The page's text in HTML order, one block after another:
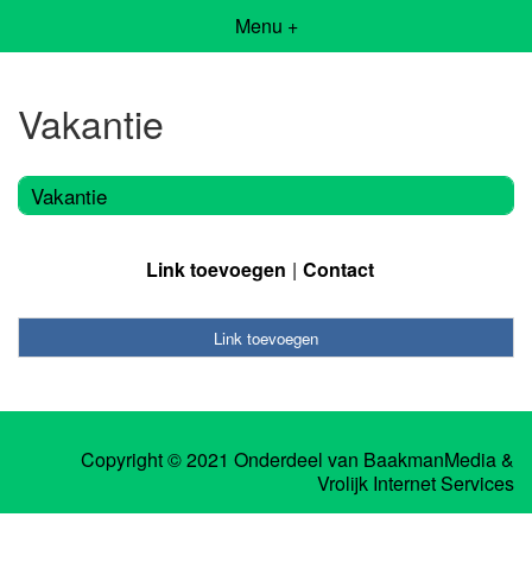
Menu +
Vakantie
Vakantie
Link toevoegen Contact
Link toevoegen
Copyright © 2021 Onderdeel van BaakmanMedia&
Vrolijk Internet Services